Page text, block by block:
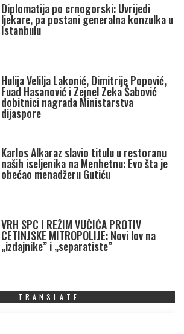
Diplomatija po crnogorski: Uvrijedi
ljekare, pa postani generalna konzulka u
Istanbulu
Hulija Velilja Lakonić, Dimitrije Popović,
Fuad Hasanović i Zejnel Zeka Šabović
dobitnici nagrada Ministarstva
dijaspore
Karlos Alkaraz slavio titulu u restoranu
naših iseljenika na Menhetnu: Evo šta je
obećao menadžeru Gutiću
VRH SPC I REŽIM VUČIĆA PROTIV
CETINJSKE MITROPOLIJE: Novi lov na
„izdajnike” i „separatiste”
TRANSLATE